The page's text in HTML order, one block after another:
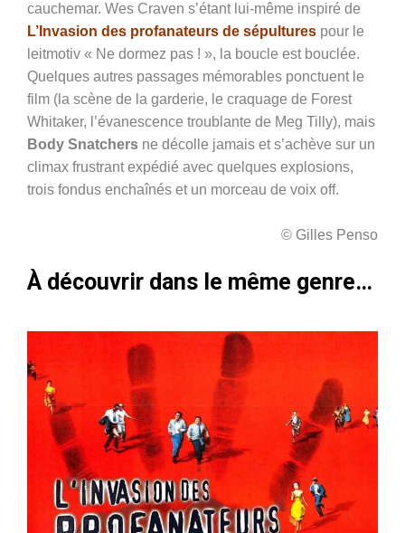
cauchemar. Wes Craven s’étant lui-même inspiré de
L’Invasion des profanateurs de sépultures pour le
leitmotiv « Ne dormez pas ! », la boucle est bouclée.
Quelques autres passages mémorables ponctuent le
film (la scène de la garderie, le craquage de Forest
Whitaker, l’évanescence troublante de Meg Tilly), mais
Body Snatchers ne décolle jamais et s’achève sur un
climax frustrant expédié avec quelques explosions,
trois fondus enchaînés et un morceau de voix off.
© Gilles Penso
À découvrir dans le même genre…